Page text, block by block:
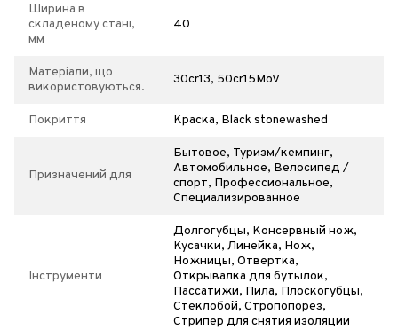
Ширина в
складеному стані,
мм
40
Матеріали, що
використовуються.
30cr13, 50cr15MoV
Покриття Краска, Black stonewashed
Призначений для
Бытовое, Туризм/кемпинг,
Автомобильное, Велосипед /
спорт, Профессиональное,
Специализированное
Інструменти
Долгогубцы, Консервный нож,
Кусачки, Линейка, Нож,
Ножницы, Отвертка,
Открывалка для бутылок,
Пассатижи, Пила, Плоскогубцы,
Стеклобой, Стропопорез,
Стрипер для снятия изоляции